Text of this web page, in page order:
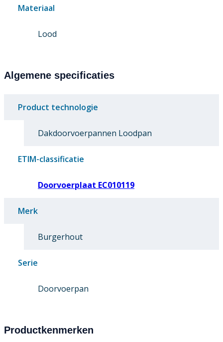
Materiaal
Lood
Algemene specificaties
Product technologie
Dakdoorvoerpannen Loodpan
ETIM-classificatie
Doorvoerplaat EC010119
Merk
Burgerhout
Serie
Doorvoerpan
Productkenmerken